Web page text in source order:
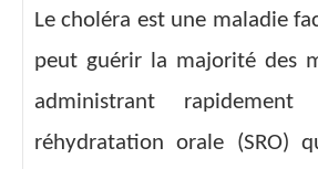
Le choléra est une maladie
peut guérir la majorité des
administrant
réhydratation orale (SRO)